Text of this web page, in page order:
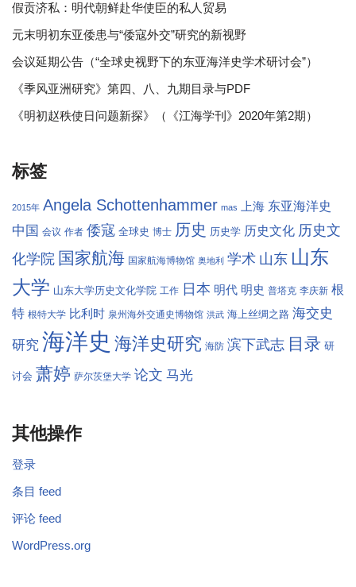
假贡济私：明代朝鲜赴华使臣的私人贸易
元末明初东亚倭患与“倭寇外交”研究的新视野
会议延期公告（“全球史视野下的东亚海洋史学术研讨会”）
《季风亚洲研究》第四、八、九期目录与PDF
《明初赵秩使日问题新探》（《江海学刊》2020年第2期）
标签
2015年 Angela Schottenhammer mas 上海 东亚海洋史
中国 会议 作者 倭寇 全球史 博士 历史 历史学 历史文化 历史文
化学院 国家航海 国家航海博物馆 奥地利 学术 山东 山东
大学 山东大学历史文化学院 工作 日本 明代 明史 普塔克 李庆新 根
特 根特大学 比利时 泉州海外交通史博物馆 洪武 海上丝绸之路 海交史
研究 海洋史 海洋史研究 海防 滨下武志 目录 研
讨会 萧婷 萨尔茨堡大学 论文 马光
其他操作
登录
条目 feed
评论 feed
WordPress.org